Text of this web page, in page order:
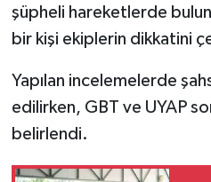
şüpheli hareketlerde
bir kişi ekiplerin dikkatini
Yapılan incelemelerde
edilirken, GBT ve UYAP
belirlendi.